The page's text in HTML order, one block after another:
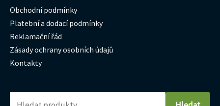
Obchodní podmínky
Platební a dodací podmínky
Reklamační řád
Zásady ochrany osobních údajů
Kontakty